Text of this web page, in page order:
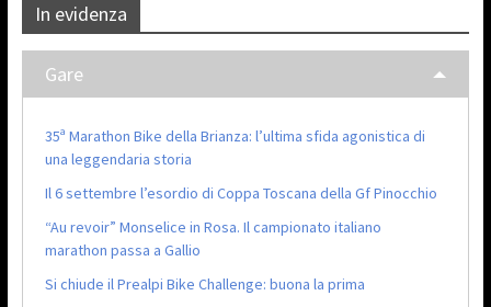
In evidenza
Gare
35ª Marathon Bike della Brianza: l’ultima sfida agonistica di
una leggendaria storia
Il 6 settembre l’esordio di Coppa Toscana della Gf Pinocchio
“Au revoir” Monselice in Rosa. Il campionato italiano
marathon passa a Gallio
Si chiude il Prealpi Bike Challenge: buona la prima